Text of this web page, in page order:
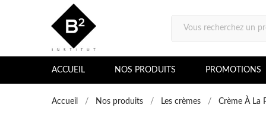
ACCUEIL NOS PRODUITS PROMOTIONS
Accueil Nos produits Les crèmes Crème À La